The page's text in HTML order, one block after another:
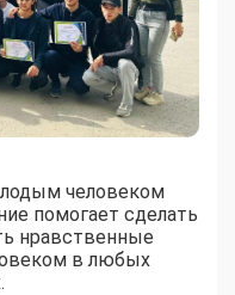
человеком
помогает сделать
нравственные
в любых